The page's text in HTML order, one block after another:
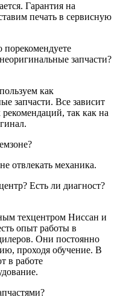
Гарантия на
печать в сервисную
порекомендуете
запчасти?
как
запчасти. Все зависит
так как на
отвлекать механика.
Есть ли диагност?
техцентром Ниссан и
опыт работы в
Они постоянно
проходя обучение. В
в работе